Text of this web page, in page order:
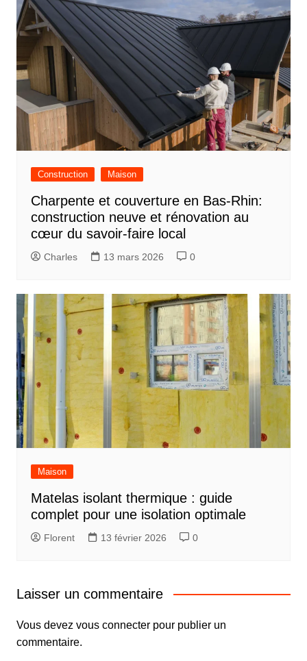
Construction Maison
Charpente et couverture en Bas-Rhin:
construction neuve et rénovation au
cœur du savoir-faire local
Charles 13 mars 2026 0
Maison
Matelas isolant thermique : guide
complet pour une isolation optimale
Florent 13 février 2026 0
Laisser un commentaire
Vous devez vous connecterpour publier un
commentaire.